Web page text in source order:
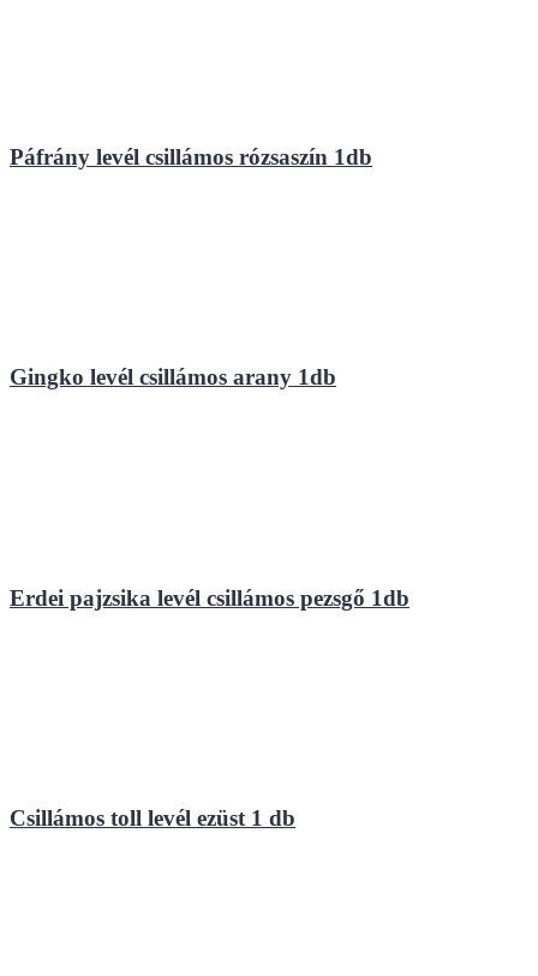
Páfrány levél csillámos rózsaszín 1db
Gingko levél csillámos arany 1db
Erdei pajzsika levél csillámos pezsgő 1db
Csillámos toll levél ezüst 1 db